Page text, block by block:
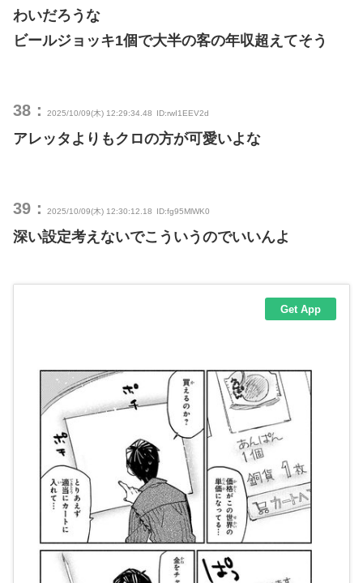
わいだろうな
ビールジョッキ1個で大半の客の年収超えてそう
38： 2025/10/09(木) 12:29:34.48 ID:rwI1EEV2d
アレッタよりもクロの方が可愛いよな
39： 2025/10/09(木) 12:30:12.18 ID:fg95MlWK0
深い設定考えないでこういうのでいいんよ